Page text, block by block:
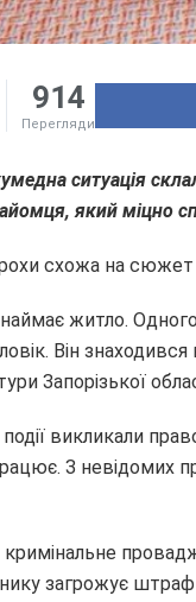
914
Перегляди
ситуація
який міцно
схожа на
житло.
Він знаходився
Запорізької
події викликали
З невідомих
кримінальне
загрожує штраф